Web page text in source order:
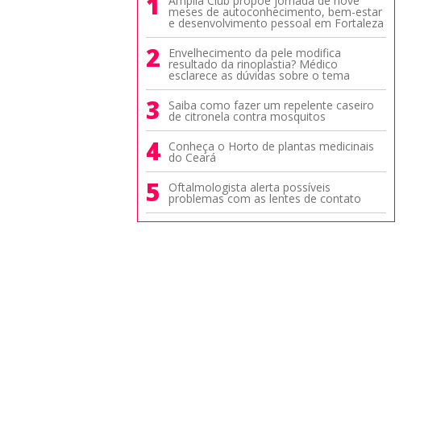
meses de autoconhecimento, bem-estar
e desenvolvimento pessoal em Fortaleza
2 Envelhecimento da pele modifica
resultado da rinoplastia? Médico
esclarece as dúvidas sobre o tema
3 Saiba como fazer um repelente caseiro
de citronela contra mosquitos
4 Conheça o Horto de plantas medicinais
do Ceará
5 Oftalmologista alerta possíveis
problemas com as lentes de contato